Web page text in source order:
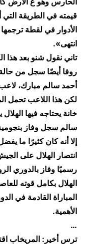
قيمته في الطريقة
الأدوار في لقطة
انتهى».
تاني نقول شنو بعد هذا
روفا أيضًا سجل من
أحمد سالم مبارك،
لكن هذا اللاعب تحمل
خانة يحتاجه فيها الهلال
سالم سجل وفاز
إلا أنه كان كثيرًا ما
انتصار الهلال على
رسميًا وفاز بالدوري
الهلال بكامل قوته
المباراة القادمة في
الأهمية.
…
​ترس أخير: المريخاب